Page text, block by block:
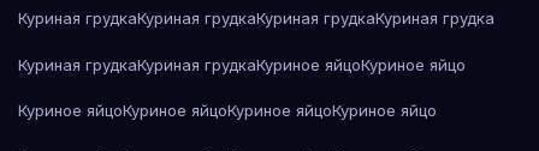
Куриная грудкаКуриная грудкаКуриная грудкаКуриная грудка
Куриная грудкаКуриная грудкаКуриное яйцоКуриное яйцо
Куриное яйцоКуриное яйцоКуриное яйцоКуриное яйцо